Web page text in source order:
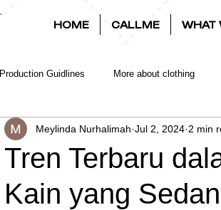
HOME CALLME WHAT
Production Guidlines More about clothing
Tren Terbaru
Kain yang
Meylinda Nurhalimah Jul 2, 2024 2 min